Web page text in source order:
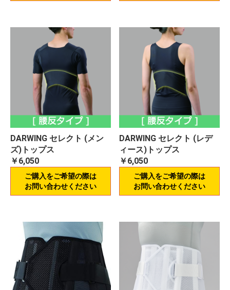
DARWING セレクト (メン
ズ)トップス
￥6,050
ご購入をご希望の際は
お問い合わせください
DARWING セレクト (レデ
ィース)トップス
￥6,050
ご購入をご希望の際は
お問い合わせください